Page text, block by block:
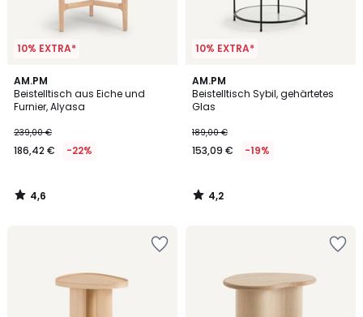
10% EXTRA*
AM.PM
Beistelltisch aus Eiche und
Furnier, Alyasa
239,00 €
186,42 € -22%
4,6
/ 5
4,6
/
10% EXTRA*
AM.PM
Beistelltisch Sybil, gehärtetes
Glas
189,00 €
153,09 € -19%
4,2
/ 5
4,2
/